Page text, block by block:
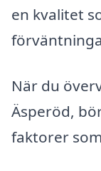
en kvalitet
När du
Äsperöd,
faktorer